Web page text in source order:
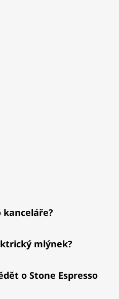
kanceláře?
mlýnek?
o Stone Espresso